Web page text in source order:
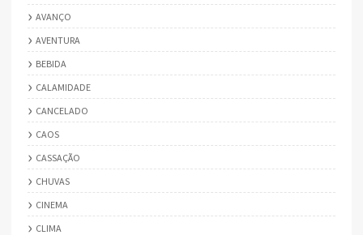
AVANÇO
AVENTURA
BEBIDA
CALAMIDADE
CANCELADO
CAOS
CASSAÇÃO
CHUVAS
CINEMA
CLIMA